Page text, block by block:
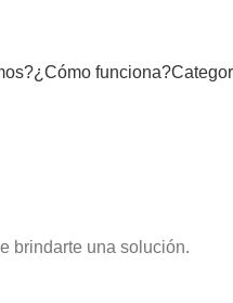
¿Cómo funciona?
brindarte una solución.